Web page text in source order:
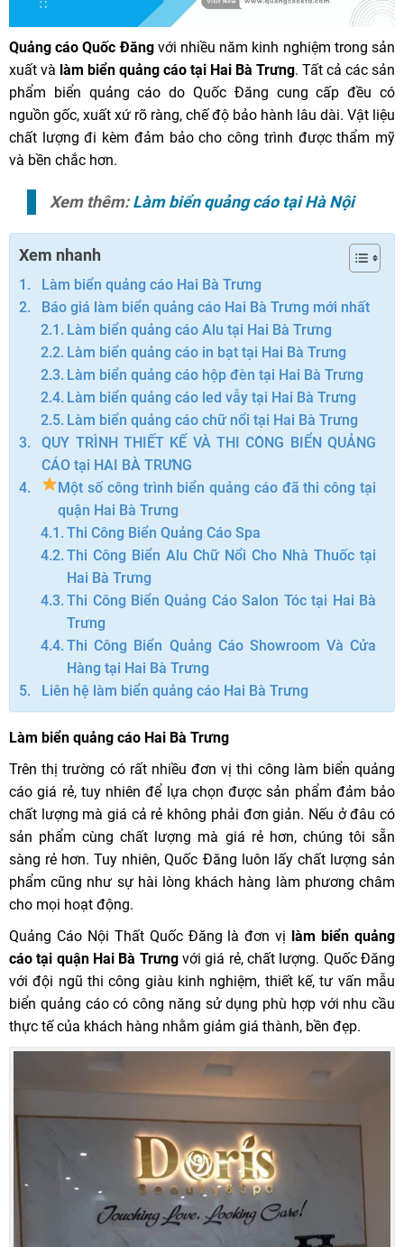
Quảng cáo Quốc Đăngvới nhiều năm kinh nghiệm trong sản
xuất và làm biển quảng cáo tại Hai Bà Trưng. Tất cả các sản
phẩm biển quảng cáo do Quốc Đăng cung cấp đều có
nguồn gốc, xuất xứ rõ ràng, chế độ bảo hành lâu dài. Vật liệu
chất lượng đi kèm đảm bảo cho công trình được thẩm mỹ
và bền chắc hơn.
Xem thêm:Làm biển quảng cáo tại Hà Nội
Xem nhanh
Làm biển quảng cáo Hai Bà Trưng
Báo giá làm biển quảng cáo Hai Bà Trưng mới nhất
Làm biển quảng cáo Alu tại Hai Bà Trưng
Làm biển quảng cáo in bạt tại Hai Bà Trưng
Làm biển quảng cáo hộp đèn tại Hai Bà Trưng
Làm biển quảng cáo led vẫy tại Hai Bà Trưng
Làm biển quảng cáo chữ nổi tại Hai Bà Trưng
QUY TRÌNH THIẾT KẾ VÀ THI CÔNG BIỂN QUẢNG
CÁO tại HAI BÀ TRƯNG
Một số công trình biển quảng cáo đã thi công tại
quận Hai Bà Trưng
Thi Công Biển Quảng Cáo Spa
Thi Công Biển Alu Chữ Nổi Cho Nhà Thuốc tại
Hai Bà Trưng
Thi Công Biển Quảng Cáo Salon Tóc tại Hai Bà
Trưng
Thi Công Biển Quảng Cáo Showroom Và Cửa
Hàng tại Hai Bà Trưng
Liên hệ làm biển quảng cáo Hai Bà Trưng
Làm biển quảng cáo Hai Bà Trưng
Trên thị trường có rất nhiều đơn vị thi công làm biển quảng
cáo giá rẻ, tuy nhiên để lựa chọn được sản phẩm đảm bảo
chất lượng mà giá cả rẻ không phải đơn giản. Nếu ở đâu có
sản phẩm cùng chất lượng mà giá rẻ hơn, chúng tôi sẵn
sàng rẻ hơn. Tuy nhiên, Quốc Đăng luôn lấy chất lượng sản
phẩm cũng như sự hài lòng khách hàng làm phương châm
cho mọi hoạt động.
Quảng Cáo Nội Thất Quốc Đăng là đơn vị làm biển quảng
cáo tại quận Hai Bà Trưngvới giá rẻ, chất lượng. Quốc Đăng
với đội ngũ thi công giàu kinh nghiệm, thiết kế, tư vấn mẫu
biển quảng cáo có công năng sử dụng phù hợp với nhu cầu
thực tế của khách hàng nhằm giảm giá thành, bền đẹp.